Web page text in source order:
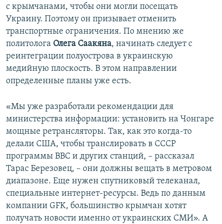
с крымчанами, чтобы они могли посещать
Украину. Поэтому он призывает отменить
транспортные ограничения. По мнению же
политолога Олега Саакяна, начинать следует с
реинтеграции полуострова в украинскую
медийную плоскость. В этом направлении
определенные планы уже есть.
«Мы уже разработали рекомендации для
министерства информации: установить на Чонгаре
мощные ретрансляторы. Так, как это когда-то
делали США, чтобы транслировать в СССР
программы ВВС и других станций, – рассказал
Тарас Березовец, – они должны вещать в метровом
диапазоне. Еще нужен спутниковый телеканал,
специальные интернет-ресурсы. Ведь по данным
компании GFK, большинство крымчан хотят
получать новости именно от украинских СМИ». А